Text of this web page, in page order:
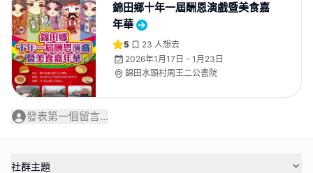
錦田鄉十年一屆酬恩演戲暨美食嘉
年華
5 23 人想去
2026年1月17日 - 1月23日
錦田水頭村周王二公書院
發表第一個留言...
社群主題